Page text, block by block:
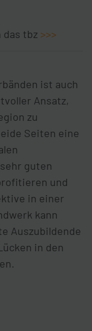
das tbz >>>
ist auch
Ansatz,
zu
Seiten eine
guten
und
in einer
kann
Auszubildende
in den